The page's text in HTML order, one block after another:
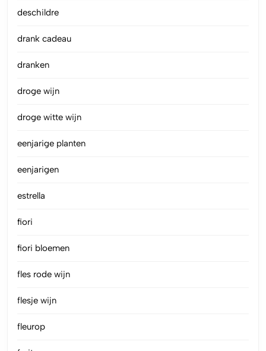
deschildre
drank cadeau
dranken
droge wijn
droge witte wijn
eenjarige planten
eenjarigen
estrella
fiori
fiori bloemen
fles rode wijn
flesje wijn
fleurop